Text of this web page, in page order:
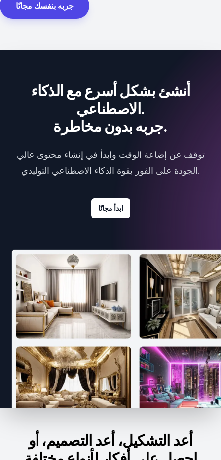
جربه بنفسك مجانًا
أنشئ بشكل أسرع مع الذكاء
الاصطناعي.
جربه بدون مخاطرة.
توقف عن إضاعة الوقت وابدأ في إنشاء محتوى عالي
الجودة على الفور بقوة الذكاء الاصطناعي التوليدي.
ابدأ مجانًا
أعد التشكيل، أعد التصميم، أو